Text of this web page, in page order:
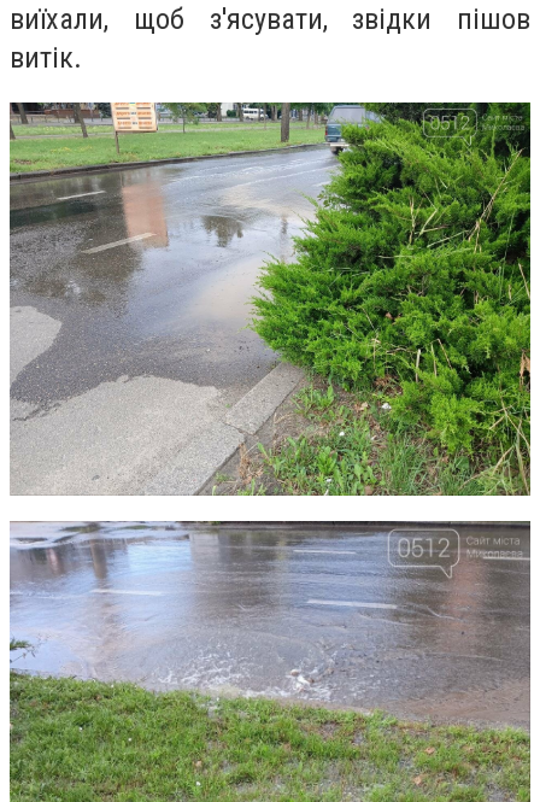
виїхали, щоб з'ясувати, звідки пішов
витік.